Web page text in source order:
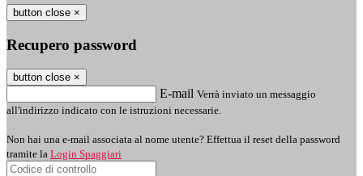
button close ×
Recupero password
button close ×
E-mail Verrà inviato un messaggio
all'indirizzo indicato con le istruzioni necessarie.
Non hai una e-mail associata al nome utente? Effettua il reset della password
tramite la Login Spaggiari